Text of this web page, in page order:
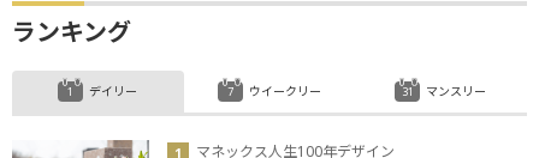
ランキング
デイリー
マネックス人生100年デザイン
ウイークリー マンスリー